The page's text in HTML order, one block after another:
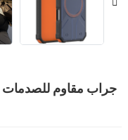
جراب مقاوم للصدمات